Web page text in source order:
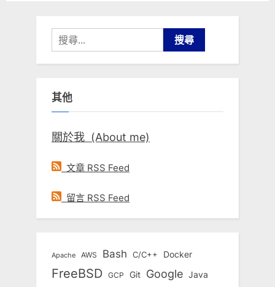
搜
尋
關
字:
其他
關於我 (About me)
文章 RSS Feed
留言 RSS Feed
Apache AWS Bash C/C++ Docker
FreeBSD GCP Git Google Java